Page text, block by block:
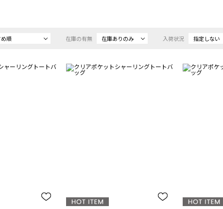
順 在庫の有無 在庫ありのみ 入荷状況 指定しない